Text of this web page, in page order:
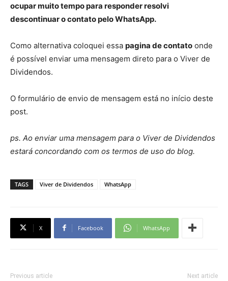
ocupar muito tempo para responder resolvi
descontinuar o contato pelo WhatsApp.
Como alternativa coloquei essa pagina de contato onde
é possível enviar uma mensagem direto para o Viver de
Dividendos.
O formulário de envio de mensagem está no início deste
post.
ps. Ao enviar uma mensagem para o Viver de Dividendos
estará concordando com os termos de uso do blog.
TAGS Viver de Dividendos WhatsApp
X Facebook WhatsApp
Previous article Next article